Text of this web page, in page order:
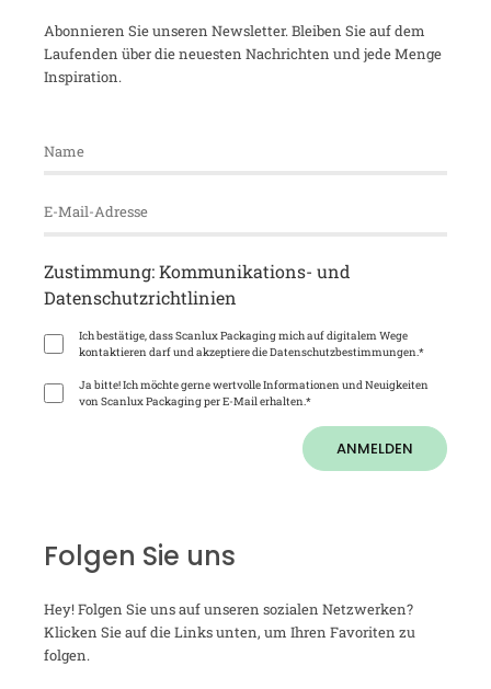
Abonnieren Sie unseren Newsletter. Bleiben Sie auf dem
Laufenden über die neuesten Nachrichten und jede Menge
Inspiration.
Zustimmung: Kommunikations- und
Datenschutzrichtlinien
Ich bestätige, dass Scanlux Packaging mich auf digitalem Wege
kontaktieren darf und akzeptiere die Datenschutzbestimmungen.*
Ja bitte! Ich möchte gerne wertvolle Informationen und Neuigkeiten
von Scanlux Packaging per E-Mail erhalten.*
ANMELDEN
Folgen Sie uns
Hey! Folgen Sie uns auf unseren sozialen Netzwerken?
Klicken Sie auf die Links unten, um Ihren Favoriten zu
folgen.